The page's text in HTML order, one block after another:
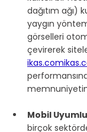
dağıtım ağı)
yaygın
görselleri
çevirerek
memnuniyetini
Mobil
birçok